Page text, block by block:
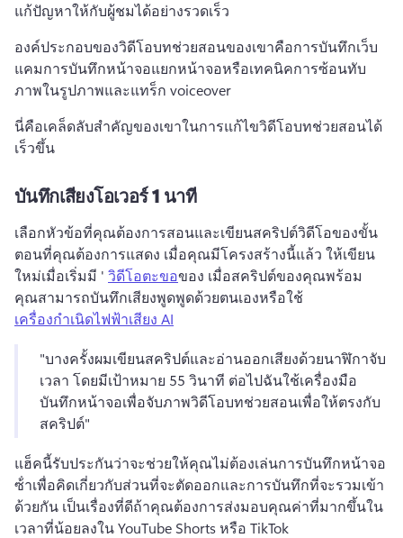
แก้ปัญหาให้กับผู้ชมได้อย่างรวดเร็ว
องค์ประกอบของวิดีโอบทช่วยสอนของเขาคือการบันทึกเว็บ
แคมการบันทึกหน้าจอแยกหน้าจอหรือเทคนิคการซ้อนทับ
ภาพในรูปภาพและแทร็ก voiceover
นี่คือเคล็ดลับสําคัญของเขาในการแก้ไขวิดีโอบทช่วยสอนได้
เร็วขึ้น
บันทึกเสียงโอเวอร์ 1 นาที
เลือกหัวข้อที่คุณต้องการสอนและเขียนสคริปต์วิดีโอของขั้น
ตอนที่คุณต้องการแสดง เมื่อคุณมีโครงสร้างนี้แล้ว ให้เขียน
ใหม่เมื่อเริ่มมี ' วิดีโอตะขอของ เมื่อสคริปต์ของคุณพร้อม
คุณสามารถบันทึกเสียงพูดพูดด้วยตนเองหรือใช้
เครื่องกําเนิดไฟฟ้าเสียง AI
"บางครั้งผมเขียนสคริปต์และอ่านออกเสียงด้วยนาฬิกาจับ
เวลา โดยมีเป้าหมาย 55 วินาที ต่อไปฉันใช้เครื่องมือ
บันทึกหน้าจอเพื่อจับภาพวิดีโอบทช่วยสอนเพื่อให้ตรงกับ
สคริปต์"
แฮ็คนี้รับประกันว่าจะช่วยให้คุณไม่ต้องเล่นการบันทึกหน้าจอ
ซ้ําเพื่อคิดเกี่ยวกับส่วนที่จะตัดออกและการบันทึกที่จะรวมเข้า
ด้วยกัน เป็นเรื่องที่ดีถ้าคุณต้องการส่งมอบคุณค่าที่มากขึ้นใน
เวลาที่น้อยลงใน YouTube Shorts หรือ TikTok